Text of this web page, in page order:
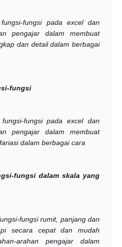
fungsi pada excel dan
pengajar dalam membuat
dan detail dalam berbagai
fungsi
fungsi pada excel dan
pengajar dalam membuat
dalam berbagai cara
fungsi dalam skala yang
fungsi rumit, panjang dan
secara cepat dan mudah
arahan pengajar dalam